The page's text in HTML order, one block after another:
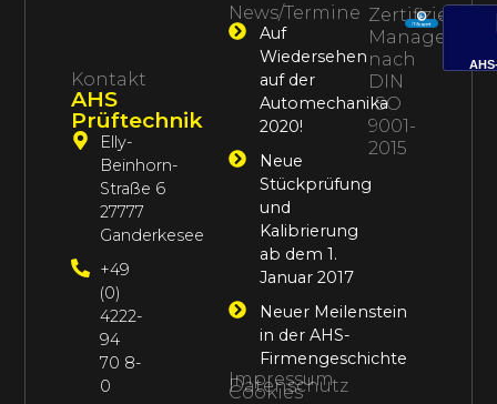
News/Termine
Auf
Wiedersehen
auf der
Automechanika
2020!
Neue
Stückprüfung
und
Kalibrierung
ab dem 1.
Januar 2017
Neuer Meilenstein
in der AHS-
Firmengeschichte
Impressum
Datenschutz
Cookies
Kontakt
AHS
Prüftechnik
Elly-
Beinhorn-
Straße 6
27777
Ganderkesee
+49
(0)
4222-
94
70 8-
0
Zertifiziertes
nach
DIN
ISO
9001-
2015